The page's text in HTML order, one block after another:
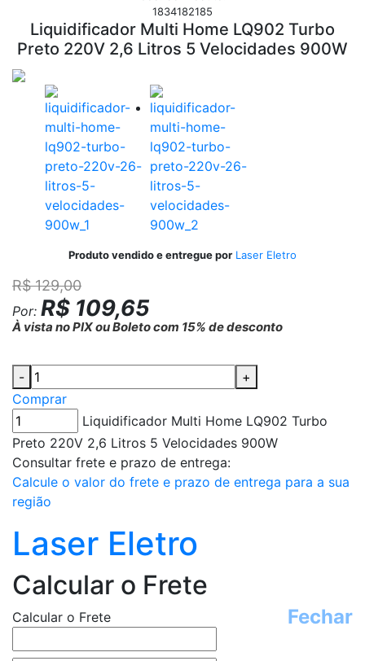
1834182185
Liquidificador Multi Home LQ902 Turbo
Preto 220V 2,6 Litros 5 Velocidades 900W
Produto vendido e entregue por Laser Eletro
Por: R$ 109,65
À vista no PIX ou Boleto com 15% de desconto
R$ 129,00
-
+
Comprar
Liquidificador Multi Home LQ902 Turbo
Preto 220V 2,6 Litros 5 Velocidades 900W
Consultar frete e prazo de entrega:
Calcule o valor do frete e prazo de entrega para a sua
região
Laser Eletro
Calcular o Frete
Fechar
Calcular o Frete